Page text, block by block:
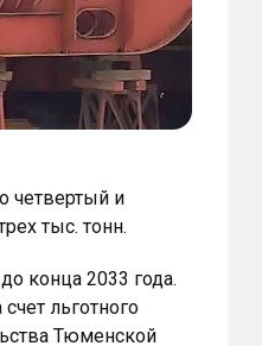
четвертый и
тыс. тонн.
конца 2033 года.
льготного
Тюменской